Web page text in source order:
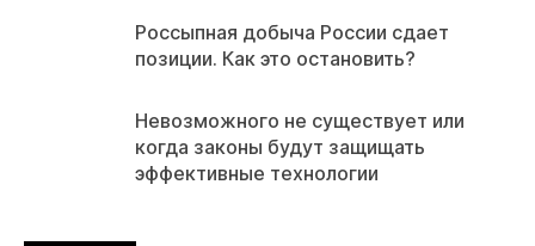
Россыпная добыча России сдает
позиции. Как это остановить?
Невозможного не существует или
когда законы будут защищать
эффективные технологии